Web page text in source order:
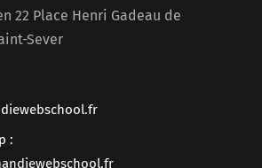
22 Place Henri Gadeau de
Sever
: